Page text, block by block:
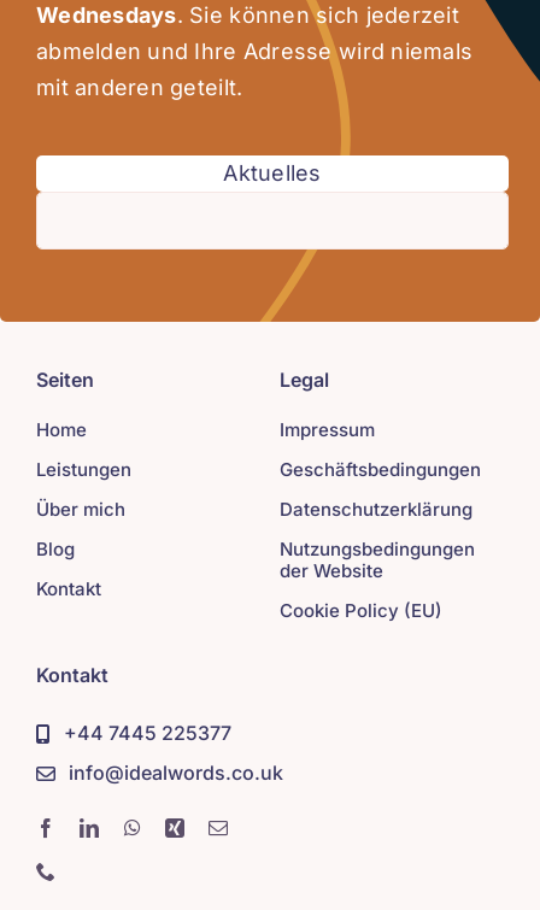
Wednesdays. Sie können sich jederzeit
abmelden und Ihre Adresse wird niemals
mit anderen geteilt.
Aktuelles
Seiten
Home
Leistungen
Über mich
Blog
Kontakt
Legal
Impressum
Geschäftsbedingungen
Datenschutzerklärung
Nutzungsbedingungen
der Website
Cookie Policy (EU)
Kontakt
+44 7445 225377
info@idealwords.co.uk